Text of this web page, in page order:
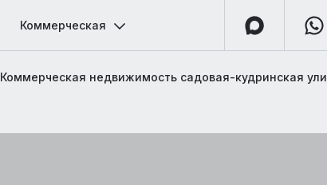
Коммерческая
Коммерческая недвижимость садовая-кудринская